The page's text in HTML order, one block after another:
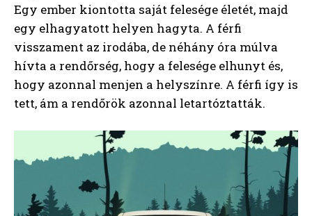
Egy ember kiontotta saját felesége életét, majd
egy elhagyatott helyen hagyta. A férfi
visszament az irodába, de néhány óra múlva
hívta a rendőrség, hogy a felesége elhunyt és,
hogy azonnal menjen a helyszínre. A férfi így is
tett, ám a rendőrök azonnal letartóztatták.